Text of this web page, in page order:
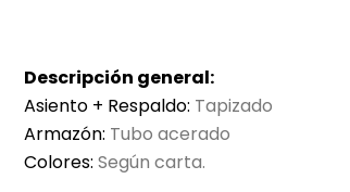
Descripción general:
Asiento + Respaldo: Tapizado
Armazón: Tubo acerado
Colores: Según carta.